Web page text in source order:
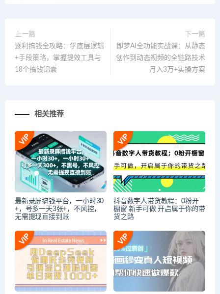
上一篇
逐利搞钱全攻略：学底层逻辑
+手段策略，掌握提效工具与
18个搞钱锦囊
下一篇
即梦AI全功能实战课：从静态
创作到动态视频的全链路技术
月入3万+实操方案
相关推荐
最新录屏搞钱平台，一小时30
+，号多一天3张+，不风控，
无需提现直接到账
抖音数字人带货教程：0粉开
橱窗 新手可做 开启属于你的带
货之路